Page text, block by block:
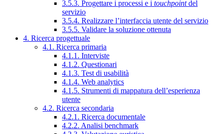
3.5.3. Progettare i processi e i touchpointdel
servizio
3.5.4. Realizzare l’interfaccia utente del servizio
3.5.5. Validare la soluzione ottenuta
4. Ricerca progettuale
4.1. Ricerca primaria
4.1.1. Interviste
4.1.2. Questionari
4.1.3. Test di usabilità
4.1.4. Web analytics
4.1.5. Strumenti di mappatura dell’esperienza
utente
4.2. Ricerca secondaria
4.2.1. Ricerca documentale
4.2.2. Analisi benchmark